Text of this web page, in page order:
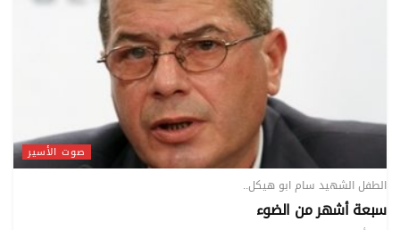
صوت الأسير
الطفل الشهيد سام ابو هيكل..
سبعة أشهر من الضوء